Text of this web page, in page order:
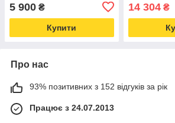
5 900 ₴
Купити
14 304₴
Про нас
93% позитивних з 152 відгуків за рік
Працює з 24.07.2013